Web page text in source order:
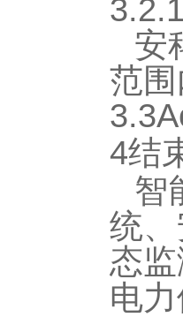
安
范
3.3
4结
智
统
态
电